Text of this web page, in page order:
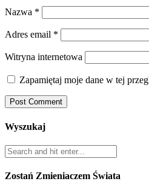
Nazwa *
Adres email *
Witryna internetowa
Zapamiętaj moje dane w tej
Wyszukaj
Zostań Zmieniaczem Świata